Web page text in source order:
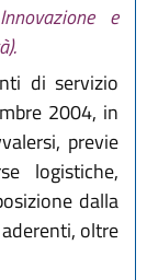
e
di servizio
2004, in
previe
logistiche,
dalla
oltre